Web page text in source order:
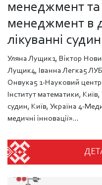
менеджмент та
менеджмент в
лікуванні
Уляна Лущик1, Віктор
Лущик4, Іванна Легка5
Онвука5 1-Науковий центр
Інститут математики,
судин, Київ, Україна 4-
медичні інновації»...